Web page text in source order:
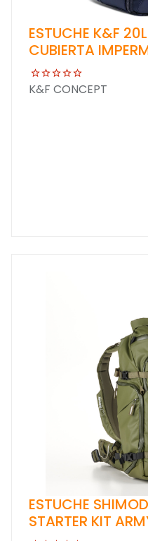
ESTUCHE K&F
CUBIERTA
K&F CONCEPT
ESTUCHE
STARTER KIT